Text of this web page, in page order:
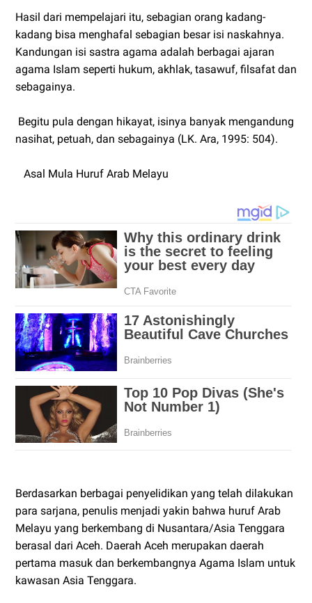
Hasil dari mempelajari itu, sebagian orang kadang-
kadang bisa menghafal sebagian besar isi naskahnya.
Kandungan isi sastra agama adalah berbagai ajaran
agama Islam seperti hukum, akhlak, tasawuf, filsafat dan
sebagainya.
Begitu pula dengan hikayat, isinya banyak mengandung
nasihat, petuah, dan sebagainya (LK. Ara, 1995: 504).
Asal Mula Huruf Arab Melayu
Berdasarkan berbagai penyelidikan yang telah dilakukan
para sarjana, penulis menjadi yakin bahwa huruf Arab
Melayu yang berkembang di Nusantara/Asia Tenggara
berasal dari Aceh. Daerah Aceh merupakan daerah
pertama masuk dan berkembangnya Agama Islam untuk
kawasan Asia Tenggara.